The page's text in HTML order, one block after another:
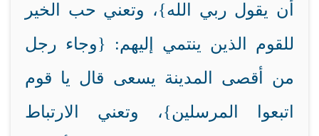
أن يقول ربي الله}، وتعني حب الخير
للقوم الذين ينتمي إليهم: {وجاء رجل
من أقصى المدينة يسعى قال يا قوم
اتبعوا المرسلين}، وتعني الارتباط